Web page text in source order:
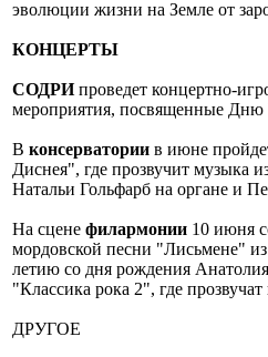
эволюции жизни на Земле от
КОНЦЕРТЫ
СОДРИпроведет концертно-
мероприятия, посвященные Дню
В консерватории в июне
Диснея", где прозвучит
Натальи Гольфарб на органе и
На сцене филармонии 10 июня
мордовской песни "Лисьмене"
летию со дня рождения
"Классика рока 2", где
ДРУГОЕ